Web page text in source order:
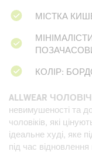
МІСТКА
КОЛІР:
ALLWEAR
невимушеності та
чоловіків, які
ідеальне худі, яке
під час